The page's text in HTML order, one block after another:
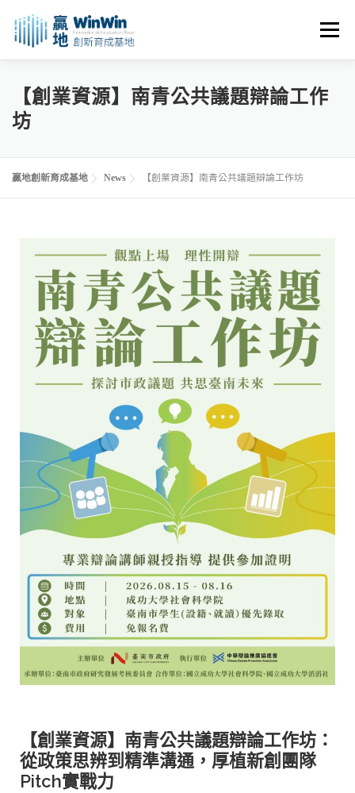
選單
關於我們 最新消息 創業資源 創業諮詢
【創業資源】南青公共議題辯論工作
坊
贏地創新育成基地 News 【創業資源】南青公共議題辯論工作坊
【創業資源】南青公共議題辯論工作坊：
從政策思辨到精準溝通，厚植新創團隊
Pitch實戰力